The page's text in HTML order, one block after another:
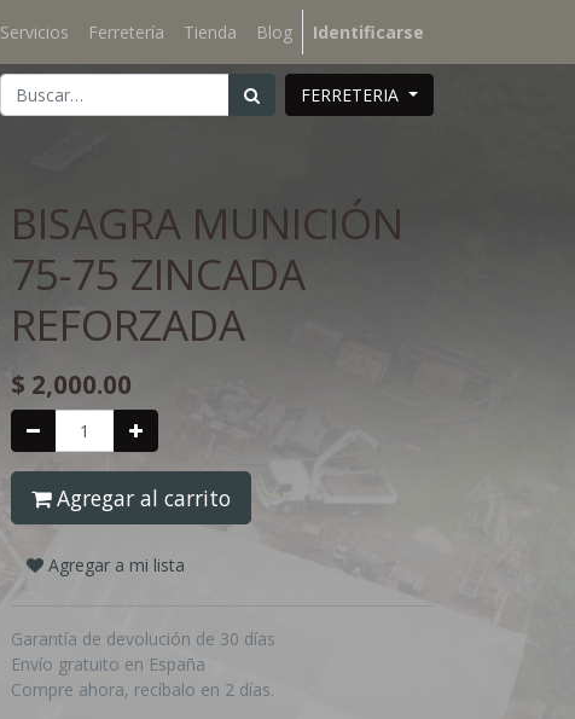
Servicios Ferretería Tienda Blog Identificarse
FERRETERIA
BISAGRA MUNICIÓN
75-75 ZINCADA
REFORZADA
$ 2,000.00
Agregar al carrito
Agregar a mi lista
Garantía de devolución de 30 días
Envío gratuito en España
Compre ahora, recíbalo en 2 días.